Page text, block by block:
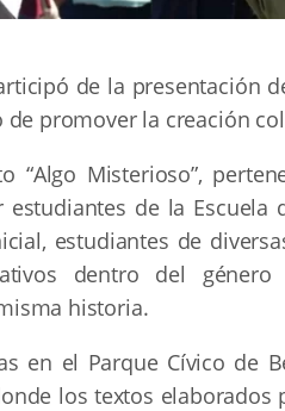
de la presentación
promover la creación
Misterioso”,
de la Escuela
estudiantes de
dentro del
historia.
en el Parque Cívico de
los textos